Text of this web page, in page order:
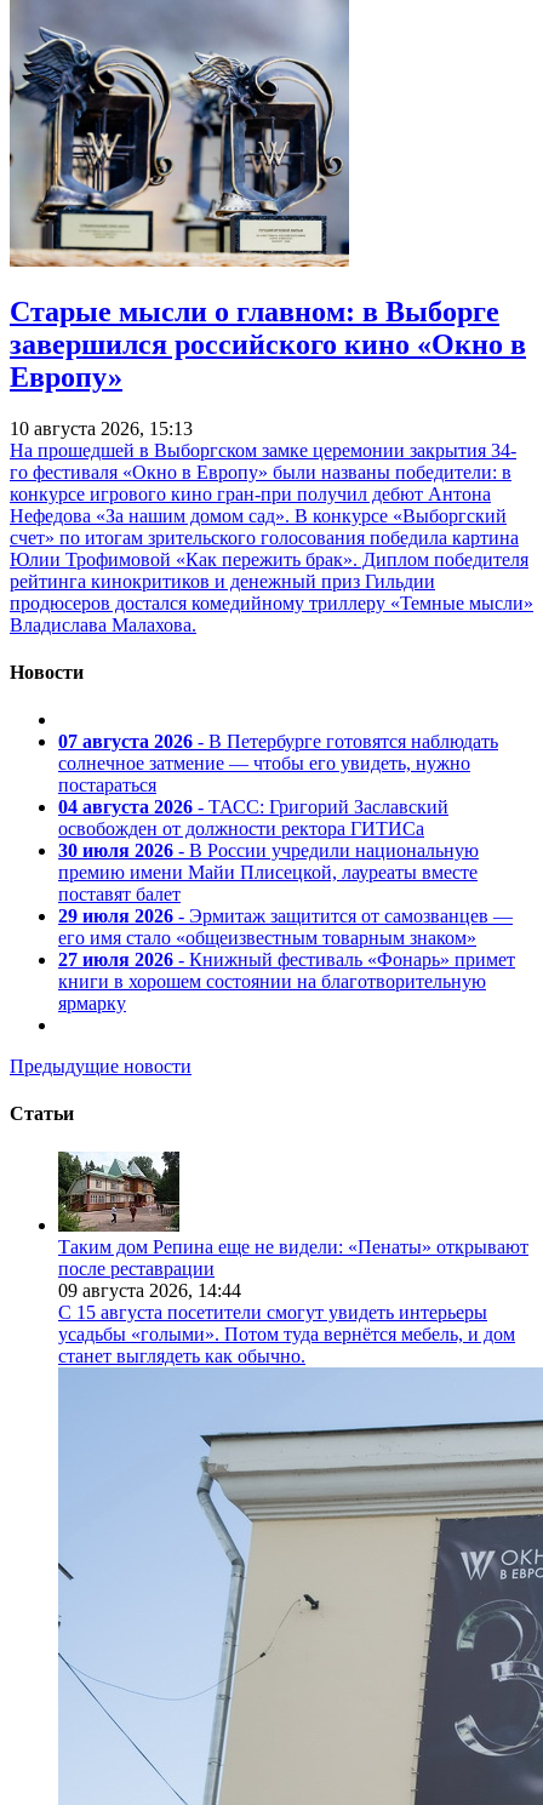
Старые мысли о главном: в Выборге
завершился российского кино «Окно в
Европу»
10 августа 2026, 15:13
На прошедшей в Выборгском замке церемонии закрытия 34-
го фестиваля «Окно в Европу» были названы победители: в
конкурсе игрового кино гран-при получил дебют Антона
Нефедова «За нашим домом сад». В конкурсе «Выборгский
счет» по итогам зрительского голосования победила картина
Юлии Трофимовой «Как пережить брак». Диплом победителя
рейтинга кинокритиков и денежный приз Гильдии
продюсеров достался комедийному триллеру «Темные мысли»
Владислава Малахова.
Новости
07 августа 2026 - В Петербурге готовятся наблюдать
солнечное затмение — чтобы его увидеть, нужно
постараться
04 августа 2026 - ТАСС: Григорий Заславский
освобожден от должности ректора ГИТИСа
30 июля 2026 - В России учредили национальную
премию имени Майи Плисецкой, лауреаты вместе
поставят балет
29 июля 2026 - Эрмитаж защитится от самозванцев —
его имя стало «общеизвестным товарным знаком»
27 июля 2026 - Книжный фестиваль «Фонарь» примет
книги в хорошем состоянии на благотворительную
ярмарку
Предыдущие новости
Статьи
Таким дом Репина еще не видели: «Пенаты» открывают
после реставрации
09 августа 2026, 14:44
С 15 августа посетители смогут увидеть интерьеры
усадьбы «голыми». Потом туда вернётся мебель, и дом
станет выглядеть как обычно.